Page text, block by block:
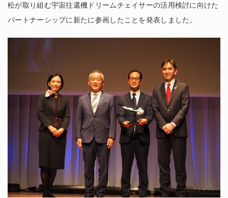
松が取り組む宇宙往還機ドリームチェイサーの活用検討に向けた
パートナーシップに新たに参画したことを発表しました。